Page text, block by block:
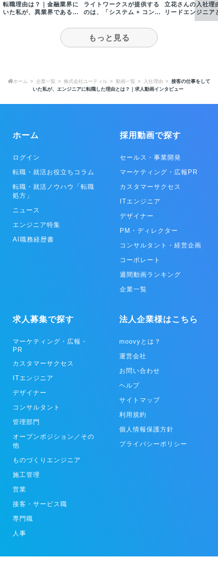
転職理由は？｜金融業界に
いた私が、異業界である
ライトワークスが提供する
のは、「システム + コンテ
立花さんの入社理
リードエンジニア
わるプロダクトと
もっと見る
ホーム 企業一覧 株式会社ユーティル 動画一覧 入社理由
接客の仕事をして
いた私が、エンジニアに転職した理由とは？｜求人動画インタビュー
ホーム
ログイン
転職・就活お役立ちコラム
転職・就活ノウハウ「転職
処方」
ニュース
エンジニア特集
AI職務経歴書
採用動画で探す
セールス・事業開発
マーケティング・広報PR
カスタマーサクセス
ITエンジニア
デザイナー
PM・ディレクター
コンサルタント・経営企画
コーポレート
週間動画ランキング
企業一覧
求人募集で探す
マーケティング・広報・
PR
カスタマーサクセス
ITエンジニア
デザイナー
コンサルタント
管理部門
オープンポジション／その
他
ものづくりエンジニア
施工管理
営業
接客・サービス職
専門職
人事
法人企業様はこちら
moovyとは？
運営会社
お問い合わせ
ヘルプ
サイトマップ
利用規約
個人情報保護方針
プライバシーポリシー